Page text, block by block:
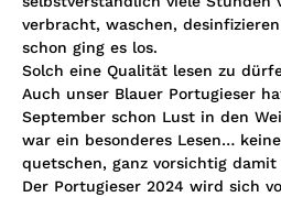
verbracht, waschen,
schon ging es los.
Solch eine Qualität lesen zu
Auch unser Blauer Portugieser
September schon Lust in den
war ein besonderes Lesen…
quetschen, ganz vorsichtig
Der Portugieser 2024 wird sich